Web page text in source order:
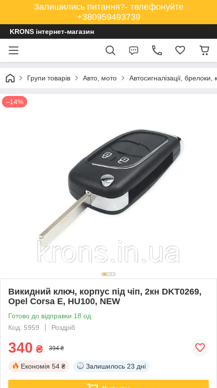
Залишились питання?- телефонуйте
+380959493739
KRONS інтернет-магазин
Групи товарів Авто, мото Автосигналізації, брелоки,
–14%
Викидний ключ, корпус під чіп, 2кн DKT0269,
Opel Corsa E, HU100, NEW
Готово до відправки 18 од.
Код: 5959
Роздріб
340 ₴ 394 ₴
Економія 54 ₴ Залишилось 23 дні